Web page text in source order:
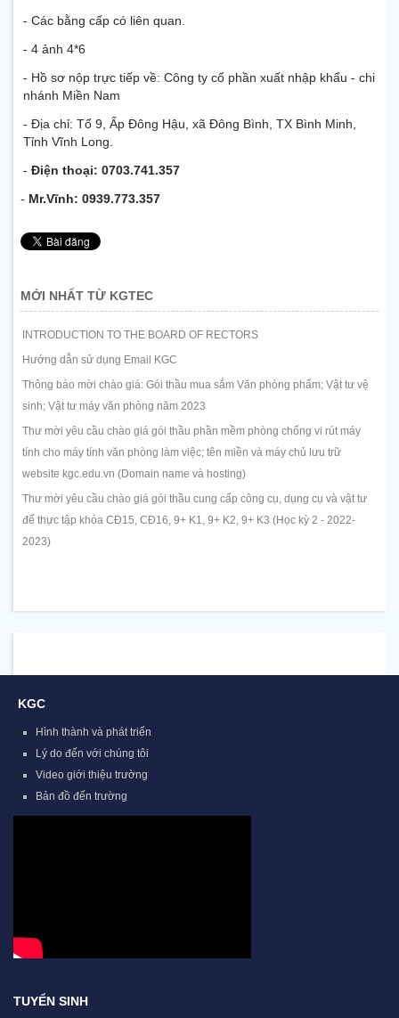
- Các bằng cấp có liên quan.
- 4 ảnh 4*6
- Hồ sơ nộp trực tiếp về: Công ty cổ phần xuất nhập khẩu - chi
nhánh Miền Nam
- Địa chỉ: Tổ 9, Ấp Đông Hậu, xã Đông Bình, TX Bình Minh,
Tỉnh Vĩnh Long.
- Điện thoại: 0703.741.357
- Mr.Vĩnh: 0939.773.357
MỚI NHẤT TỪ KGTEC
INTRODUCTION TO THE BOARD OF RECTORS
Hướng dẫn sử dụng Email KGC
Thông báo mời chào giá: Gói thầu mua sắm Văn phòng phẩm; Vật tư vệ
sinh; Vật tư máy văn phòng năm 2023
Thư mời yêu cầu chào giá gói thầu phần mềm phòng chống vi rút máy
tính cho máy tính văn phòng làm việc; tên miền và máy chủ lưu trữ
website kgc.edu.vn (Domain name và hosting)
Thư mời yêu cầu chào giá gói thầu cung cấp công cụ, dụng cụ và vật tư
để thực tập khóa CĐ15, CĐ16, 9+ K1, 9+ K2, 9+ K3 (Học kỳ 2 - 2022-
2023)
KGC
Hình thành và phát triển
Lý do đến với chúng tôi
Video giới thiệu trường
Bản đồ đến trường
TUYỂN SINH